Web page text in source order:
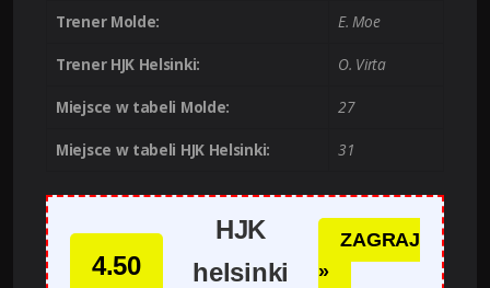
Trener Molde: E. Moe
Trener HJK Helsinki: O. Virta
Miejsce w tabeli Molde: 27
Miejsce w tabeli HJK Helsinki: 31
4.50
HJK
helsinki
ZAGRAJ
»